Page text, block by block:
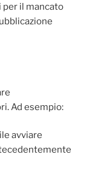
per il mancato
Ad esempio:
avviare